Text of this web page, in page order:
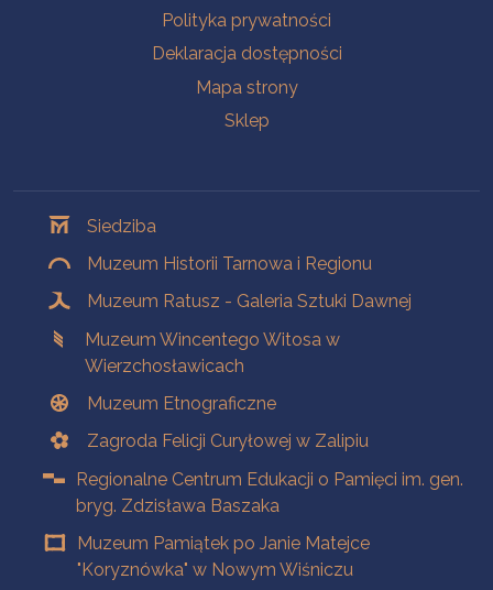
Polityka prywatności
Deklaracja dostępności
Mapa strony
Sklep
Siedziba
Muzeum Historii Tarnowa i Regionu
Muzeum Ratusz - Galeria Sztuki Dawnej
Muzeum Wincentego Witosa w
Wierzchosławicach
Muzeum Etnograficzne
Zagroda Felicji Curyłowej w Zalipiu
Regionalne Centrum Edukacji o Pamięci im. gen.
bryg. Zdzisława Baszaka
Muzeum Pamiątek po Janie Matejce
"Koryznówka" w Nowym Wiśniczu